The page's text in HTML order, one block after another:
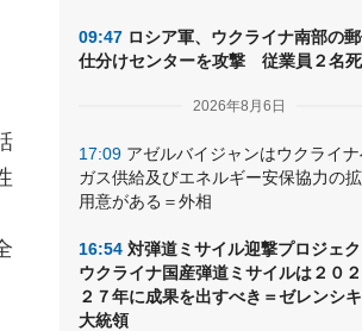
09:47 ロシア軍、ウクライナ南部の
仕分けセンターを攻撃 従業員２名
2026年8月6日
17:09 アゼルバイジャンはウクライ
ガス供給及びエネルギー安保協力の
用意がある＝外相
16:54 対弾道ミサイル迎撃プロジェ
ウクライナ国産弾道ミサイルは２０
２７年に成果を出すべき＝ゼレンシ
大統領